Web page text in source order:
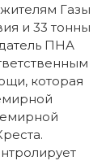
Газы
и 33 тонны
ПНА
которая